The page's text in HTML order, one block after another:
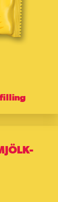
filling